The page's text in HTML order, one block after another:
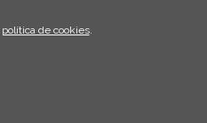
política de cookies.